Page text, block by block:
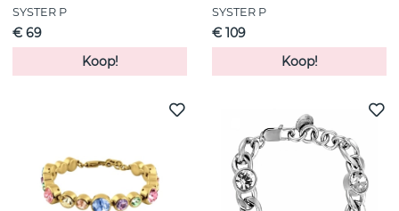
SYSTER P
€ 69
Koop!
SYSTER P
€ 109
Koop!